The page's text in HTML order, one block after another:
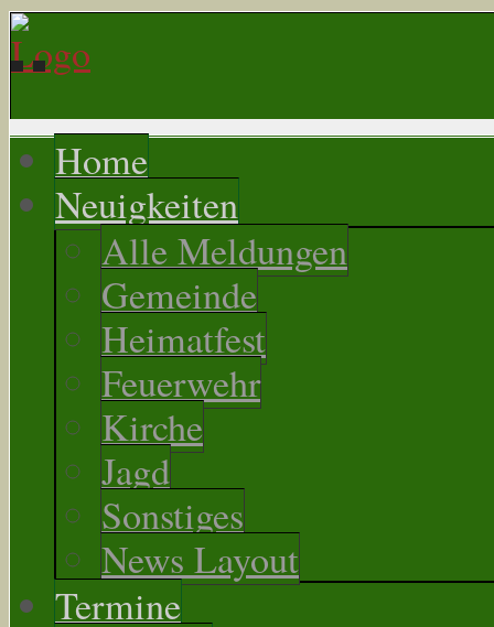
Home
Neuigkeiten
Alle Meldungen
Gemeinde
Heimatfest
Feuerwehr
Kirche
Jagd
Sonstiges
News Layout
Termine